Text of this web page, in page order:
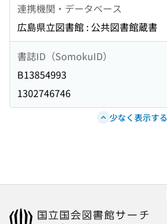
連携機関・データベース
広島県立図書館 : 公共図書館蔵書
書誌ID（SomokuID）
B13854993
1302746746
少なく表示する